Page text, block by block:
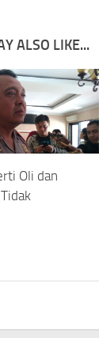
ALSO LIKE...
Oli dan